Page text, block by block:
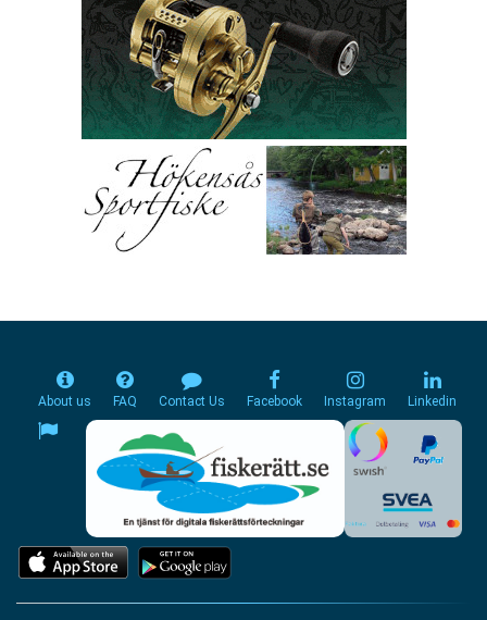
About us FAQ Contact Us Facebook Instagram Linkedin